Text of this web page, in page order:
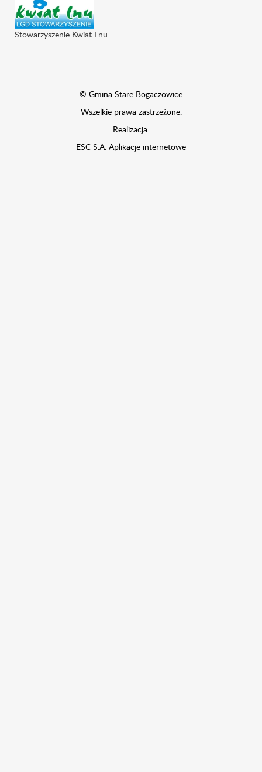
© Gmina Stare Bogaczowice
Wszelkie prawa zastrzeżone.
Realizacja:
ESC S.A. Aplikacje internetowe
Stowarzyszenie Kwiat Lnu